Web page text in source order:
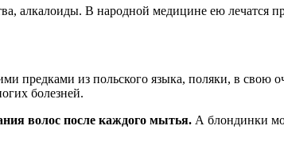
алкалоиды. В народной медицине ею лечатся
из польского языка, поляки, в свою
болезней.
волос после каждого мытья. А блондинки